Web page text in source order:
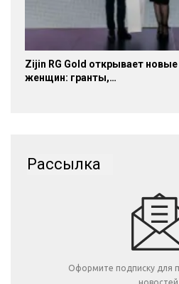
Zijin RG Gold открывает
женщин: гранты,…
Рассылка
Оформите подписку для